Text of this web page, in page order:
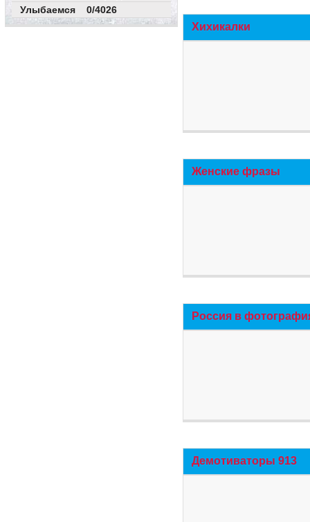
Улыбаемся 0/4026
Хихикалки
Женские фразы
Россия в
Демотиваторы 913